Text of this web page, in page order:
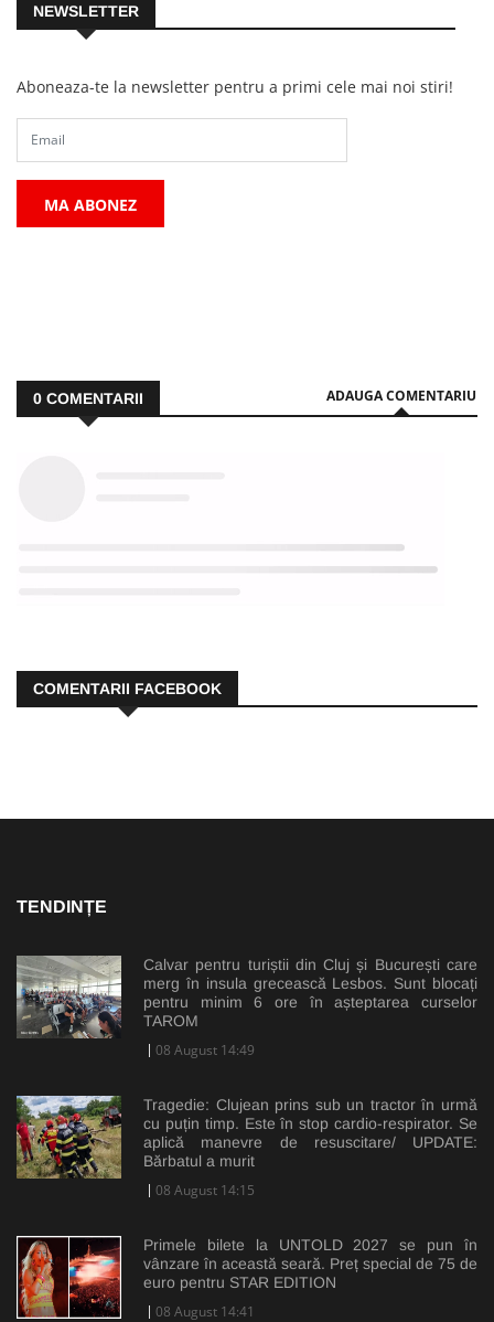
NEWSLETTER
Aboneaza-te la newsletter pentru a primi cele mai noi stiri!
MA ABONEZ
0 COMENTARII ADAUGA COMENTARIU
COMENTARII FACEBOOK
TENDINȚE
Calvar pentru turiștii din Cluj și București care
merg în insula grecească Lesbos. Sunt blocați
pentru minim 6 ore în așteptarea curselor
TAROM
08 August 14:49
Tragedie: Clujean prins sub un tractor în urmă
cu puțin timp. Este în stop cardio-respirator. Se
aplică manevre de resuscitare/ UPDATE:
Bărbatul a murit
08 August 14:15
Primele bilete la UNTOLD 2027 se pun în
vânzare în această seară. Preț special de 75 de
euro pentru STAR EDITION
08 August 14:41